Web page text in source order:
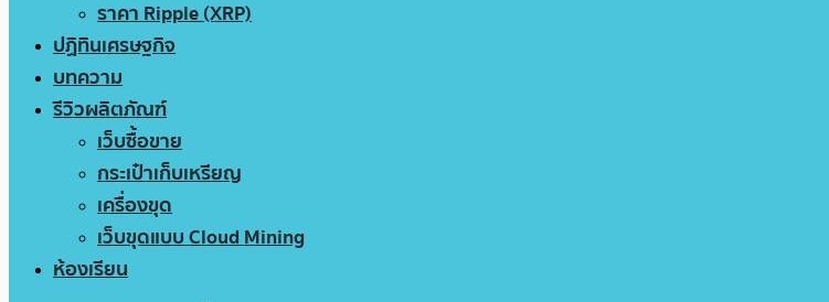
ราคา Ripple (XRP)
ปฏิทินเศรษฐกิจ
บทความ
รีวิวผลิตภัณฑ์
เว็บซื้อขาย
กระเป๋าเก็บเหรียญ
เครื่องขุด
เว็บขุดแบบ Cloud Mining
ห้องเรียน